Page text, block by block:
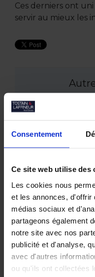
Consentement
Ce site web utilise des
Les cookies nous
et les annonces, d'offrir
médias sociaux et
partageons également
notre site avec nos
publicité et d'analyse,
avec d'autres
ou qu'ils ont collectées
Ces derniers ont
servir au mieux les
Empreintes
JOCO
hybride
Bureaux à
marché